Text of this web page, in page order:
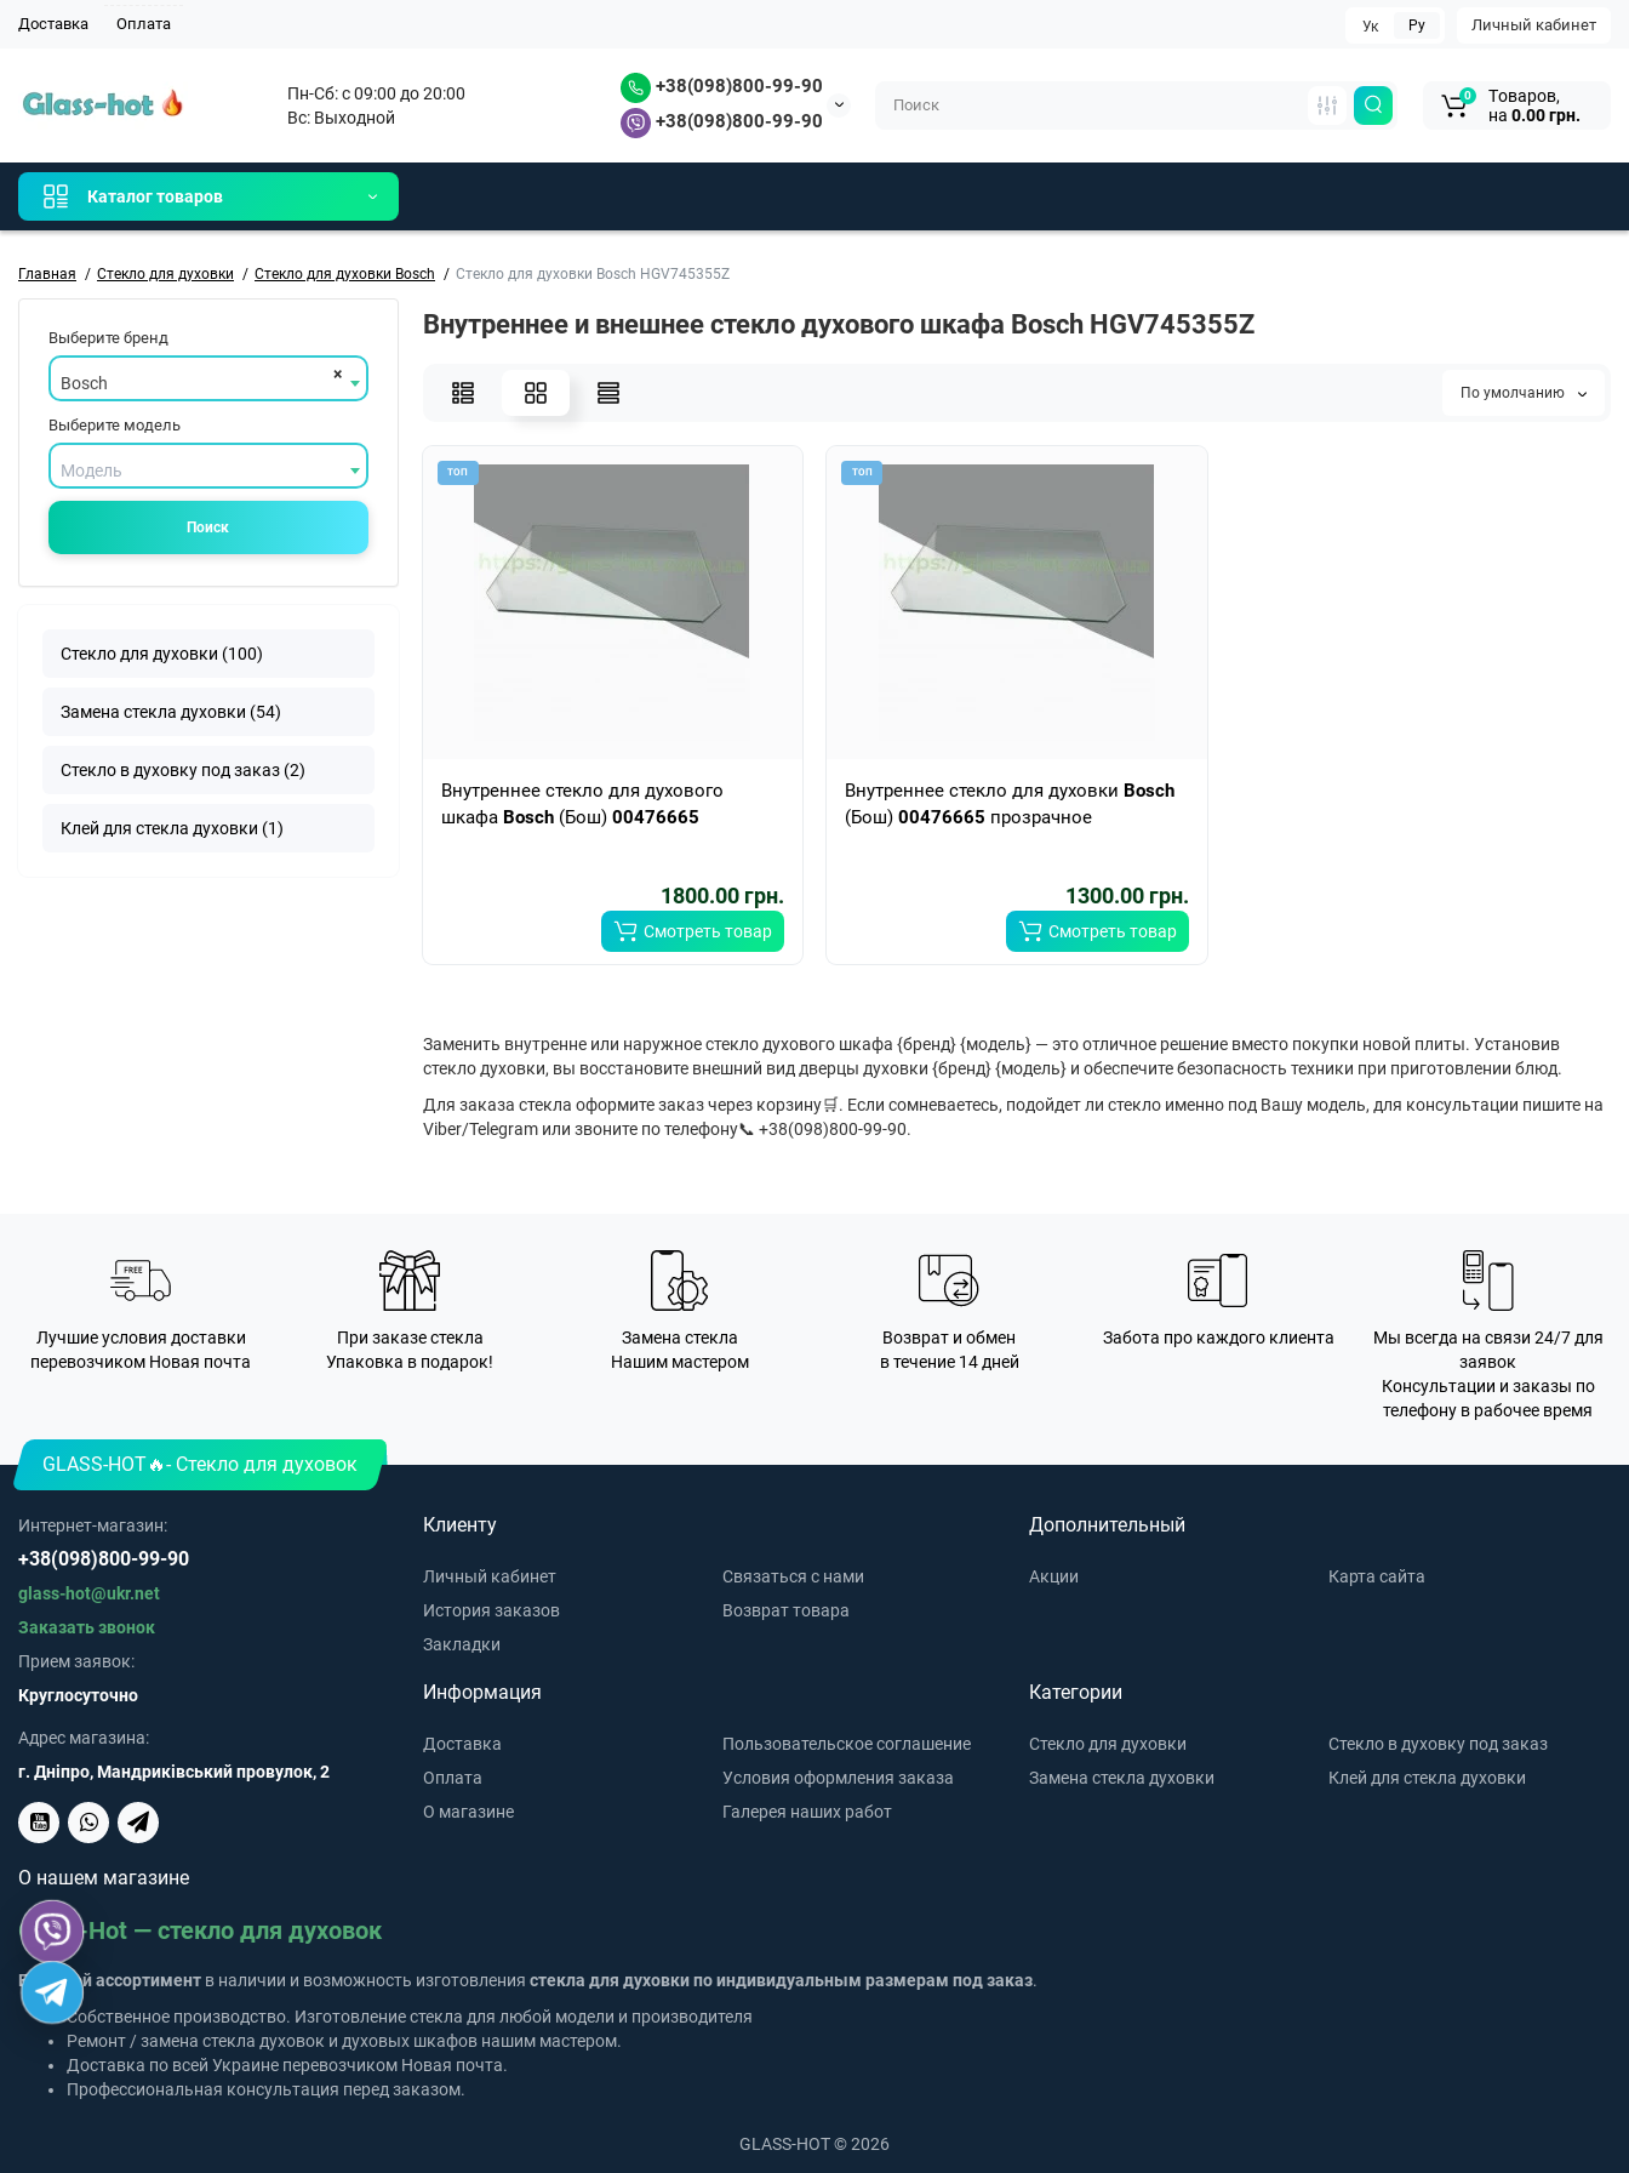
Доставка Оплата Личный кабинет
Ук Ру
Пн-Сб: с 09:00 до 20:00
Вс: Выходной
+38(098)800-99-90
+38(098)800-99-90
0
Tоваров,
на 0.00 грн.
Каталог товаров
Главная Стекло для духовки Стекло для духовки Bosch Стекло для духовки Bosch HGV745355Z
Выберите бренд
×
Bosch
Выберите модель
Модель
Поиск
Стекло для духовки (100)
Замена стекла духовки (54)
Стекло в духовку под заказ (2)
Клей для стекла духовки (1)
Внутреннее и внешнее стекло духового шкафа Bosch HGV745355Z
По умолчанию
ТОП
Внутреннее стекло для духового
шкафа Bosch(Бош) 00476665
1800.00 грн.
Смотреть товар
ТОП
Внутреннее стекло для духовки Bosch
(Бош) 00476665 прозрачное
1300.00 грн.
Смотреть товар
Заменить внутренне или наружное стекло духового шкафа {бренд} {модель} — это отличное решение вместо покупки новой плиты. Установив
стекло духовки, вы восстановите внешний вид дверцы духовки {бренд} {модель} и обеспечите безопасность техники при приготовлении блюд.
Для заказа стекла оформите заказ через корзину🛒. Если сомневаетесь, подойдет ли стекло именно под Вашу модель, для консультации пишите на
Viber/Telegram или звоните по телефону📞 +38(098)800-99-90.
Лучшие условия доставки
перевозчиком Новая почта
При заказе стекла
Упаковка в подарок!
Замена стекла
Нашим мастером
Возврат и обмен
в течение 14 дней
Забота про каждого клиента
Мы всегда на связи 24/7 для
заявок
Консультации и заказы по
телефону в рабочее время
GLASS-HOT🔥- Стекло для духовок
Интернет-магазин:
+38(098)800-99-90
glass-hot@ukr.net
Заказать звонок
Прием заявок:
Круглосуточно
Адрес магазина:
г. Дніпро, Мандриківський провулок, 2
Клиенту
Личный кабинет
История заказов
Закладки
Связаться с нами
Возврат товара
Дополнительный
Акции Карта сайта
Информация
Доставка
Оплата
О магазине
Пользовательское соглашение
Условия оформления заказа
Галерея наших работ
Категории
Стекло для духовки
Замена стекла духовки
Стекло в духовку под заказ
Клей для стекла духовки
О нашем магазине
Glass-Hot — стекло для духовок
Большой ассортимент в наличии и возможность изготовления стекла для духовки по индивидуальным размерам под заказ.
Собственное производство. Изготовление стекла для любой модели и производителя
Ремонт / замена стекла духовок и духовых шкафов нашим мастером.
Доставка по всей Украине перевозчиком Новая почта.
Профессиональная консультация перед заказом.
GLASS-HOT © 2026